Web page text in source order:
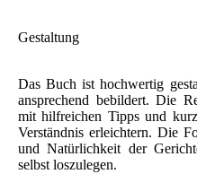
Gestaltung
Das Buch ist hochwertig
ansprechend bebildert. Die
mit hilfreichen Tipps und
Verständnis erleichtern. Die
und Natürlichkeit der
selbst loszulegen.